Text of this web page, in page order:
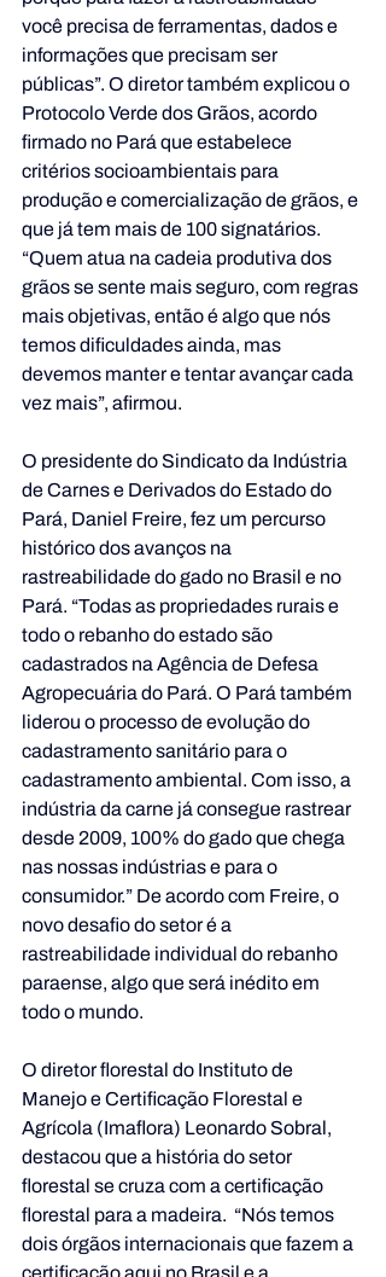
você precisa de ferramentas, dados e
informações que precisam ser
públicas”. O diretor também explicou o
Protocolo Verde dos Grãos, acordo
firmado no Pará que estabelece
critérios socioambientais para
produção e comercialização de grãos, e
que já tem mais de 100 signatários.
“Quem atua na cadeia produtiva dos
grãos se sente mais seguro, com regras
mais objetivas, então é algo que nós
temos dificuldades ainda, mas
devemos manter e tentar avançar cada
vez mais”, afirmou.
O presidente do Sindicato da Indústria
de Carnes e Derivados do Estado do
Pará, Daniel Freire, fez um percurso
histórico dos avanços na
rastreabilidade do gado no Brasil e no
Pará. “Todas as propriedades rurais e
todo o rebanho do estado são
cadastrados na Agência de Defesa
Agropecuária do Pará. O Pará também
liderou o processo de evolução do
cadastramento sanitário para o
cadastramento ambiental. Com isso, a
indústria da carne já consegue rastrear
desde 2009, 100% do gado que chega
nas nossas indústrias e para o
consumidor.” De acordo com Freire, o
novo desafio do setor é a
rastreabilidade individual do rebanho
paraense, algo que será inédito em
todo o mundo.
O diretor florestal do Instituto de
Manejo e Certificação Florestal e
Agrícola (Imaflora) Leonardo Sobral,
destacou que a história do setor
florestal se cruza com a certificação
florestal para a madeira.  “Nós temos
dois órgãos internacionais que fazem a
certificação aqui no Brasil e a